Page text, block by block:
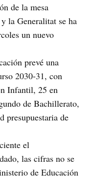
de la mesa
la Generalitat se ha
un nuevo
prevé una
2030-31, con
Infantil, 25 en
de Bachillerato,
presupuestaria de
el
las cifras no se
de Educación